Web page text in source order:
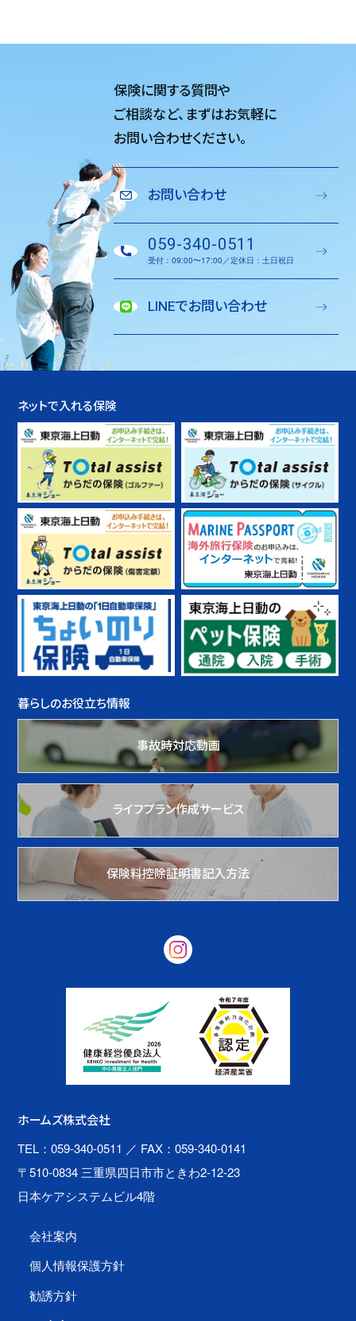
保険に関する質問や
ご相談など、 まずはお気軽に
お問い合わせください。
お問い合わせ
059-340-0511
受付：09:00〜17:00／定休日：土日祝日
LINEでお問い合わせ
ネットで入れる保険
暮らしのお役立ち情報
事故時対応動画
ライフプラン作成サービス
保険料控除証明書記入方法
ホームズ株式会社
TEL：059-340-0511 ／ FAX：059-340-0141
〒510-0834 三重県四日市市ときわ2-12-23
日本ケアシステムビル4階
会社案内
個人情報保護方針
勧誘方針